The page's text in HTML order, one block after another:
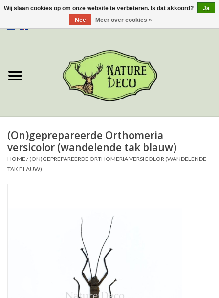
Over ons
Nieuw
Sieraden
Prepareerbenodigdheden
Schedels & skeletten
(On)geprepareerde Orthomeria
versicolor (wandelende tak blauw)
HOME /(ON)GEPREPAREERDE ORTHOMERIA VERSICOLOR (WANDELENDE
TAK BLAUW)
Wij slaan cookies op om onze website te verbeteren. Is dat akkoord?
Ja
Nee
Meer over cookies »